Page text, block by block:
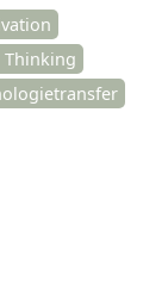
Thinking